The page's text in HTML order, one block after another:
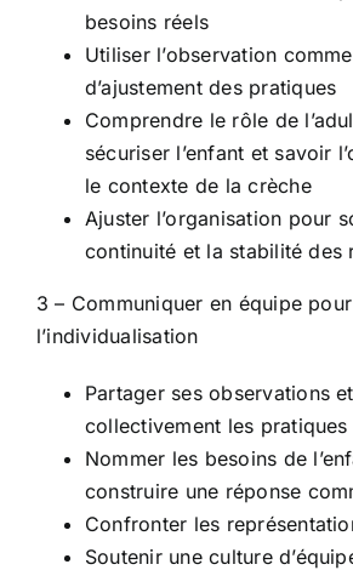
besoins réels
Utiliser l’observation
d’ajustement des pratiques
Comprendre le rôle de
sécuriser l’enfant et savoir
le contexte de la crèche
Ajuster l’organisation pour
continuité et la stabilité des
3 – Communiquer en équipe
l’individualisation
Partager ses observations
collectivement les pratiques
Nommer les besoins de
construire une réponse
Confronter les
Soutenir une culture